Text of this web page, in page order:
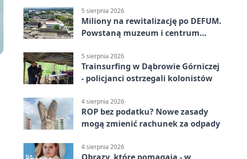
5 sierpnia 2026
Miliony na rewitalizację po DEFUM.
Powstaną muzeum i centrum
5 sierpnia 2026
Trainsurfing w Dąbrowie Górniczej
- policjanci ostrzegali kolonistów
4 sierpnia 2026
ROP bez podatku? Nowe zasady
mogą zmienić rachunek za odpady
4 sierpnia 2026